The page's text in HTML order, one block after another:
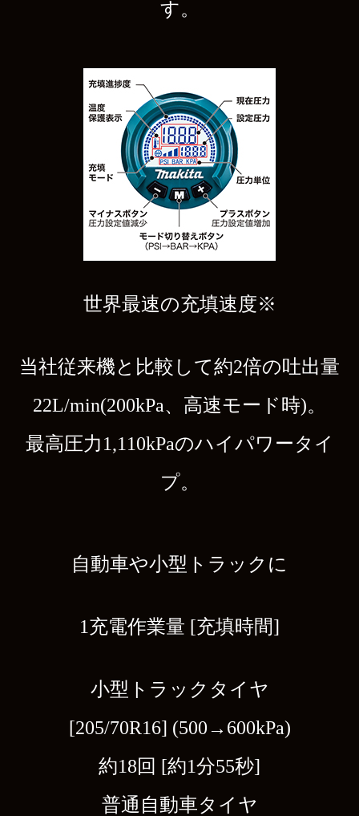
す。
世界最速の充填速度※
当社従来機と比較して約2倍の吐出量
22L/min(200kPa、高速モード時)。
最高圧力1,110kPaのハイパワータイ
プ。
自動車や小型トラックに
1充電作業量 [充填時間]
小型トラックタイヤ
[205/70R16] (500→600kPa)
約18回 [約1分55秒]
普通自動車タイヤ